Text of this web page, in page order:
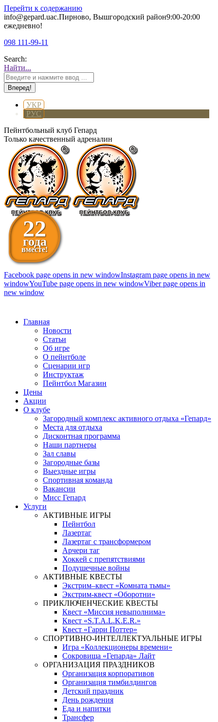
Перейти к содержанию
info@gepard.uaс.Пирново, Вышгородский район9:00-20:00
ежедневно!
098 111-99-11
Search:
Найти...
УКР
РУС
Пейнтбольный клуб Гепард
Только качественный адреналин
22
года
вместе!
Facebook page opens in new windowInstagram page opens in new
windowYouTube page opens in new windowViber page opens in
new window
Главная
Новости
Статьи
Об игре
О пейнтболе
Сценарии игр
Инструктаж
Пейнтбол Магазин
Цены
Акции
О клубе
Загородный комплекс активного отдыха «Гепард»
Места для отдыха
Дисконтная программа
Наши партнеры
Зал славы
Загородные базы
Выездные игры
Спортивная команда
Вакансии
Мисс Гепард
Услуги
АКТИВНЫЕ ИГРЫ
Пейнтбол
Лазертаг
Лазертаг с трансформером
Арчери таг
Хоккей с препятствиями
Подушечные войны
АКТИВНЫЕ КВЕСТЫ
Экстрим–квест «Комната тьмы»
Экстрим-квест «Оборотни»
ПРИКЛЮЧЕНЧЕСКИЕ КВЕСТЫ
Квест «Миссия невыполнима»
Квест «S.T.A.L.K.E.R.»
Квест «Гарри Поттер»
СПОРТИВНО-ИНТЕЛЛЕКТУАЛЬНЫЕ ИГРЫ
Игра «Коллекционеры времени»
Сокровища «Гепарда» Лайт
ОРГАНИЗАЦИЯ ПРАЗДНИКОВ
Организация корпоративов
Организация тимбилдингов
Детский праздник
День рождения
Еда и напитки
Трансфер